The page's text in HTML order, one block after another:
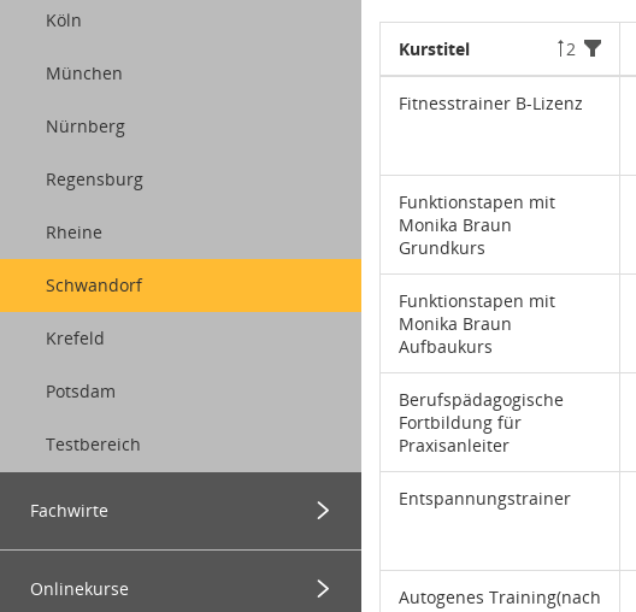
Köln
München
Nürnberg
Regensburg
Rheine
Schwandorf
Krefeld
Potsdam
Testbereich
Fachwirte
Onlinekurse
2
Kurstitel
Fitnesstrainer B-Lizenz
Funktionstapen mit
Monika Braun
Grundkurs
Funktionstapen mit
Monika Braun
Aufbaukurs
Berufspädagogische
Fortbildung für
Praxisanleiter
Entspannungstrainer
Autogenes Training(nach